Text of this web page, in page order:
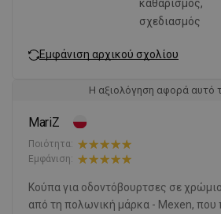
καθαρισμός,
σχεδιασμός
Εμφάνιση αρχικού σχολίου
Η αξιολόγηση αφορά αυτό
MariZ
Ποιότητα:
Εμφάνιση:
Κούπα για οδοντόβουρτσες σε χρώμιο
από τη πολωνική μάρκα - Mexen, που